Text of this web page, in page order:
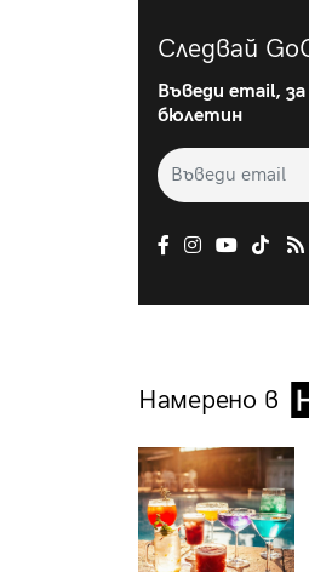
Следвай
Въведи email,
бюлетин
Намерено в